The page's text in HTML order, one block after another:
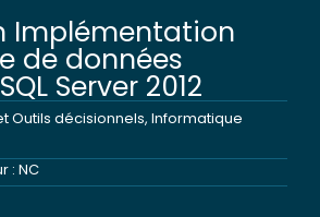
Implémentation
de données
Server 2012
Outils décisionnels, Informatique
: NC